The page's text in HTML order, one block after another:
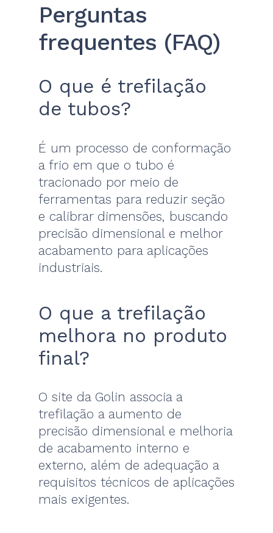
Perguntas
frequentes (FAQ)
O que é trefilação
de tubos?
É um processo de conformação
a frio em que o tubo é
tracionado por meio de
ferramentas para reduzir seção
e calibrar dimensões, buscando
precisão dimensional e melhor
acabamento para aplicações
industriais.
O que a trefilação
melhora no produto
final?
O site da Golin associa a
trefilação a aumento de
precisão dimensional e melhoria
de acabamento interno e
externo, além de adequação a
requisitos técnicos de aplicações
mais exigentes.